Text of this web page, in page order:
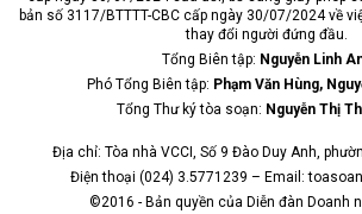
bản số 3117/BTTTT-CBC cấp ngày 30/07/2024 về
thay đổi người đứng đầu.
Tổng Biên tập: Nguyễn Linh
Phó Tổng Biên tập: Phạm Văn Hùng,
Tổng Thư ký tòa soạn: Nguyễn Thị
Địa chỉ: Tòa nhà VCCI, Số 9 Đào Duy Anh,
Điện thoại (024) 3.5771239 – Email:
©2016 - Bản quyền của Diễn đàn Doanh